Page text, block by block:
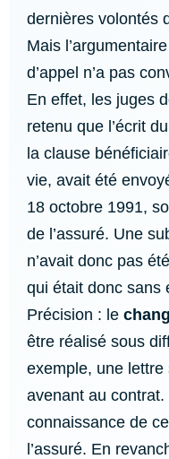
dernières volontés
Mais
d’appel n’a pas
En effet, les juges
retenu que l’écrit
la clause
vie, avait été
18 octobre 1991,
de l’assuré. Une
n’avait donc pas
qui était donc sans
Précision : le
être réalisé sous
exemple, une
avenant au contrat.
connaissance de
l’assuré. En